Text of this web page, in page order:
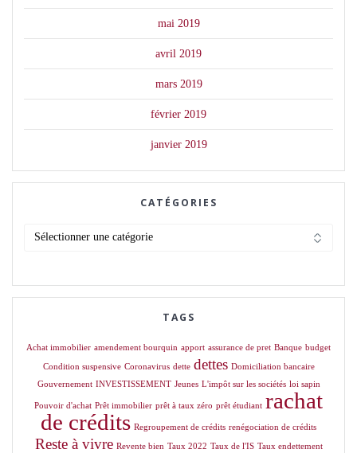
mai 2019
avril 2019
mars 2019
février 2019
janvier 2019
CATÉGORIES
TAGS
Achat immobilier amendement bourquin apport assurance de pret Banque budget
Condition suspensive Coronavirus dette dettes Domiciliation bancaire
Gouvernement INVESTISSEMENT Jeunes L'impôt sur les sociétés loi sapin
Pouvoir d'achat Prêt immobilier prêt à taux zéro prêt étudiant rachat
de crédits Regroupement de crédits renégociation de crédits
Reste à vivre Revente bien Taux 2022 Taux de l'IS Taux endettement